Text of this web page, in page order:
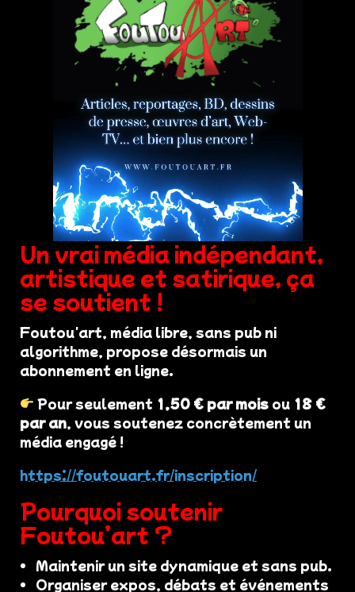
Un vrai média indépendant,
artistique et satirique, ça
se soutient !
Foutou'art, média libre, sans pub ni
algorithme, propose désormais un
abonnement en ligne.
Pour seulement 1,50 € par mois ou 18 €
par an, vous soutenez concrètement un
média engagé !
https://foutouart.fr/inscription/
Pourquoi soutenir
Foutou’art ?
Maintenir un site dynamique et sans pub.
Organiser expos, débats et événements